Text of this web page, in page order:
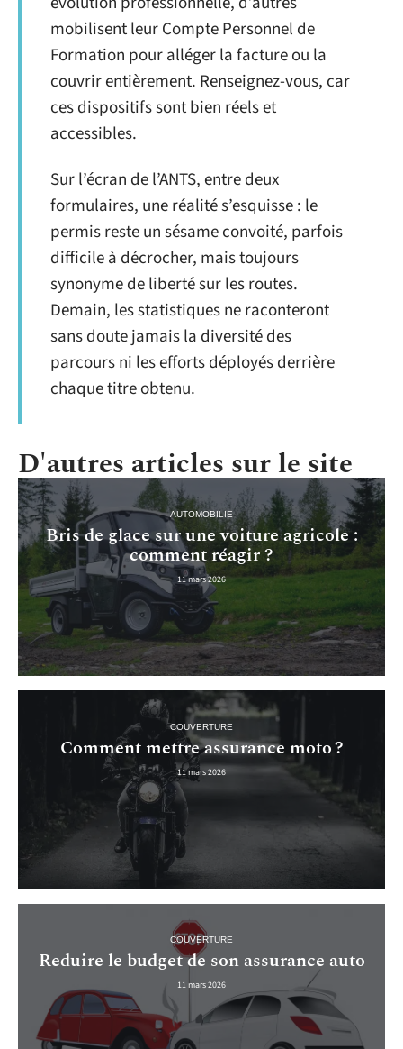
mobilisent leur Compte Personnel de
Formation pour alléger la facture ou la
couvrir entièrement. Renseignez-vous, car
ces dispositifs sont bien réels et
accessibles.
Sur l’écran de l’ANTS, entre deux
formulaires, une réalité s’esquisse : le
permis reste un sésame convoité, parfois
difficile à décrocher, mais toujours
synonyme de liberté sur les routes.
Demain, les statistiques ne raconteront
sans doute jamais la diversité des
parcours ni les efforts déployés derrière
chaque titre obtenu.
D'autres articles sur le site
AUTOMOBILIE
Bris de glace sur une voiture agricole :
comment réagir ?
11 mars 2026
COUVERTURE
Comment mettre assurance moto ?
11 mars 2026
COUVERTURE
Reduire le budget de son assurance auto
11 mars 2026